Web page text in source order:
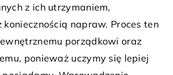
z ich utrzymaniem,
koniecznością napraw. Proces ten
porządkowi oraz
ponieważ uczymy się lepiej